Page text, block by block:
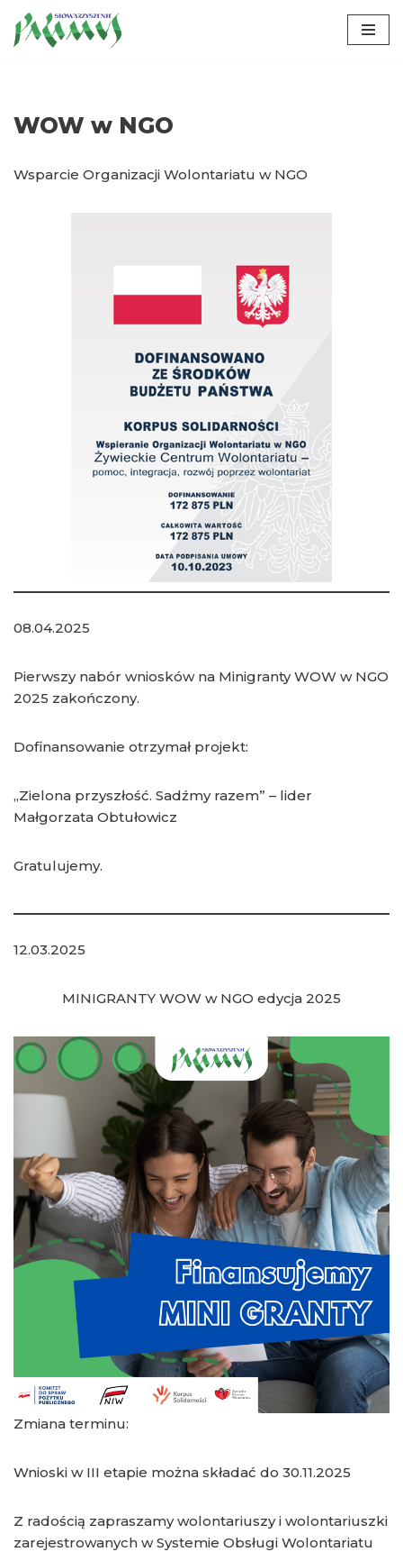
Przejdź
WOW w NGO
Wsparcie Organizacji Wolontariatu w NGO
08.04.2025
Pierwszy nabór wniosków na Minigranty WOW w NGO
2025 zakończony.
Dofinansowanie otrzymał projekt:
„Zielona przyszłość. Sadźmy razem” – lider
Małgorzata Obtułowicz
Gratulujemy.
12.03.2025
MINIGRANTY WOW w NGO edycja 2025
Zmiana terminu:
Wnioski w III etapie można składać do 30.11.2025
Z radością zapraszamy wolontariuszy i wolontariuszki
zarejestrowanych w Systemie Obsługi Wolontariatu